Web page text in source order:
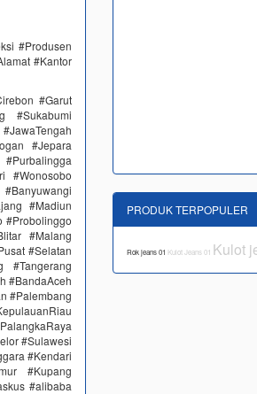
#Produsen
#Kantor
#Garut
#Sukabumi
#Jepara
#Wonosobo
#Madiun
#Probolinggo
#Malang
#Selatan
#Tangerang
#BandaAceh
#Palembang
#Sulawesi
#Kendari
#Kupang
#alibaba
PRODUK TERPOPULER
Rok jeans 01 Kulot Jeans 01 Kulot